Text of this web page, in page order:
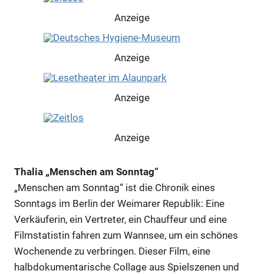
Anzeige
Anzeige
Anzeige
Anzeige
Anzeige
Anzeige
Anzeige
Thalia „Menschen am Sonntag“
„Menschen am Sonntag“ ist die Chronik eines
Sonntags im Berlin der Weimarer Republik: Eine
Verkäuferin, ein Vertreter, ein Chauffeur und eine
Filmstatistin fahren zum Wannsee, um ein schönes
Wochenende zu verbringen. Dieser Film, eine
halbdokumentarische Collage aus Spielszenen und